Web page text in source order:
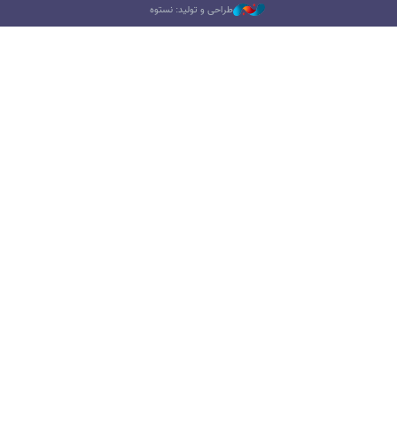
طراحی و تولید: نستوه